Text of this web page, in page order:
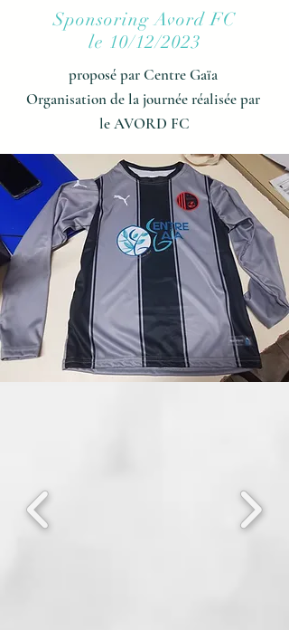
Sponsoring Avord FC
le 10/12/2023
proposé par Centre Gaïa
Organisation de la journée réalisée par
le AVORD FC